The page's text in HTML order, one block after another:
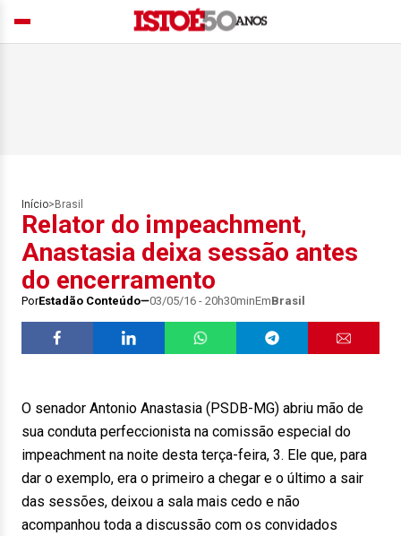
Início> Brasil
Relator do impeachment,
Anastasia deixa sessão antes
do encerramento
PorEstadão Conteúdo 03/05/16 - 20h30minEmBrasil
O senador Antonio Anastasia (PSDB-MG) abriu mão de
sua conduta perfeccionista na comissão especial do
impeachment na noite desta terça-feira, 3. Ele que, para
dar o exemplo, era o primeiro a chegar e o último a sair
das sessões, deixou a sala mais cedo e não
acompanhou toda a discussão com os convidados